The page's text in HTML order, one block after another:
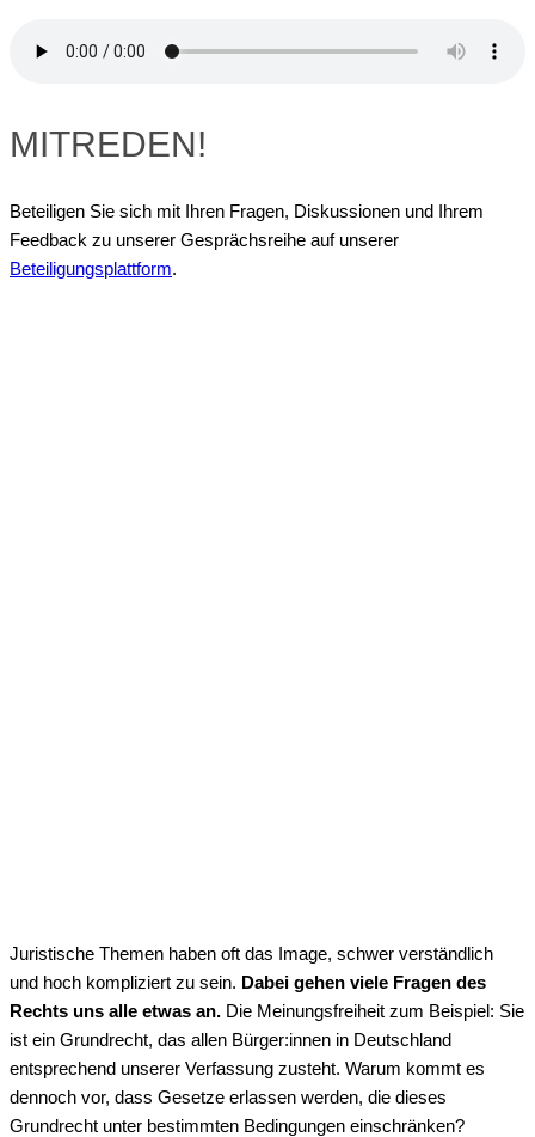
MITREDEN!
Beteiligen Sie sich mit Ihren Fragen, Diskussionen und Ihrem
Feedback zu unserer Gesprächsreihe auf unserer
Beteiligungsplattform.
Juristische Themen haben oft das Image, schwer verständlich
und hoch kompliziert zu sein. Dabei gehen viele Fragen des
Rechts uns alle etwas an. Die Meinungsfreiheit zum Beispiel: Sie
ist ein Grundrecht, das allen Bürger:innen in Deutschland
entsprechend unserer Verfassung zusteht. Warum kommt es
dennoch vor, dass Gesetze erlassen werden, die dieses
Grundrecht unter bestimmten Bedingungen einschränken?